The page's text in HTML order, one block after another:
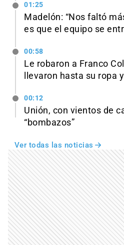
01:25
Madelón: “Nos faltó
es que el equipo se
00:58
Le robaron a Franco
llevaron hasta su ropa
00:12
Unión, con vientos de
“bombazos”
Ver todas las noticias